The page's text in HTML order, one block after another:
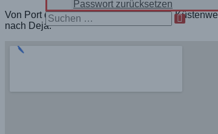
Passwort zurücksetzen
Search
for:
Von Port de Soller auf einem einsamen
nach Deja.